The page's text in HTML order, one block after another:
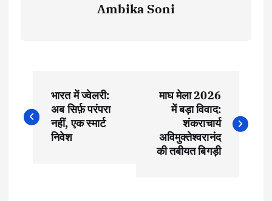
Ambika Soni
o
भारत में ज्वेलरी:
अब सिर्फ़ परंपरा
नहीं, एक स्मार्ट
निवेश
माघ मेला 2026
में बड़ा विवाद:
शंकराचार्य
अविमुक्तेश्वरानंद
की तबीयत बिगड़ी